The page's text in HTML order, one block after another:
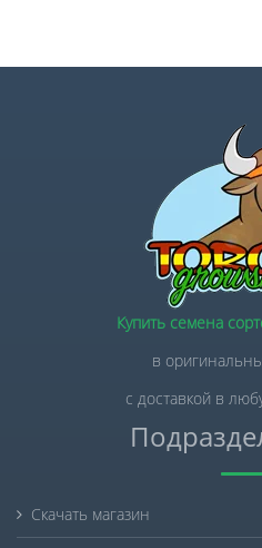
Купить семена
в
с доставкой в
Скачать магазин